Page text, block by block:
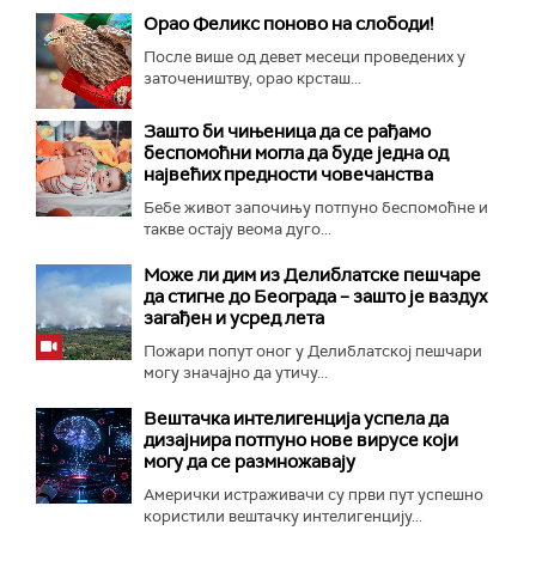
Орао Феликс поново на слободи!
После више од девет месеци проведених у
заточеништву, орао крсташ...
Зашто би чињеница да се рађамо
беспомоћни могла да буде једна од
највећих предности човечанства
Бебе живот започињу потпуно беспомоћне и
такве остају веома дуго...
Може ли дим из Делиблатске пешчаре
да стигне до Београда – зашто је ваздух
загађен и усред лета
Пожари попут оног у Делиблатској пешчари
могу значајно да утичу...
Вештачка интелигенција успела да
дизајнира потпуно нове вирусе који
могу да се размножавају
Амерички истраживачи су први пут успешно
користили вештачку интелигенцију...